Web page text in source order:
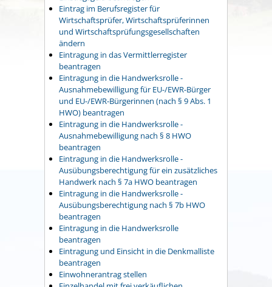
Eintrag im Berufsregister für
Wirtschaftsprüfer, Wirtschaftsprüferinnen
und Wirtschaftsprüfungsgesellschaften
ändern
Eintragung in das Vermittlerregister
beantragen
Eintragung in die Handwerksrolle -
Ausnahmebewilligung für EU-/EWR-Bürger
und EU-/EWR-Bürgerinnen (nach § 9 Abs. 1
HWO) beantragen
Eintragung in die Handwerksrolle -
Ausnahmebewilligung nach § 8 HWO
beantragen
Eintragung in die Handwerksrolle -
Ausübungsberechtigung für ein zusätzliches
Handwerk nach § 7a HWO beantragen
Eintragung in die Handwerksrolle -
Ausübungsberechtigung nach § 7b HWO
beantragen
Eintragung in die Handwerksrolle
beantragen
Eintragung und Einsicht in die Denkmalliste
beantragen
Einwohnerantrag stellen